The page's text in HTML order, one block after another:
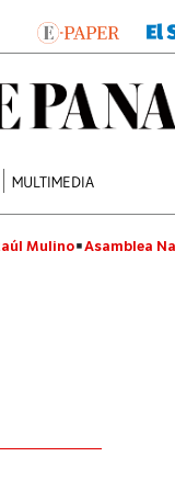
MULTIMEDIA
Mulino Asamblea